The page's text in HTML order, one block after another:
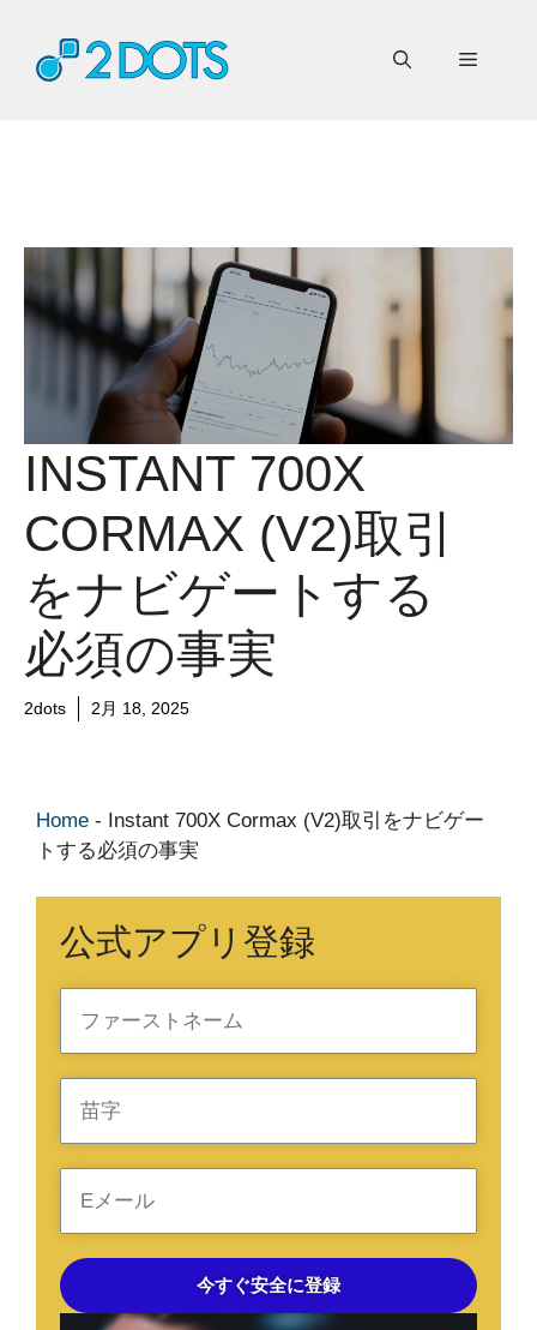
メ
INSTANT 700X
CORMAX (V2)取引
をナビゲートする
必須の事実
2dots 2月 18, 2025
Home - Instant 700X Cormax (V2)取引をナビゲー
トする必須の事実
公式アプリ登録
今すぐ安全に登録